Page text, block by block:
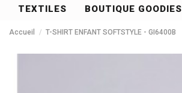
TEXTILES BOUTIQUE GOODIES
Accueil T-SHIRT ENFANT SOFTSTYLE - GI6400B